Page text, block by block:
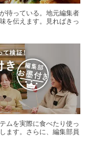
待っている。地元編集者
を伝えます。見ればきっ
ムを実際に食べたり使っ
ます。さらに、編集部員